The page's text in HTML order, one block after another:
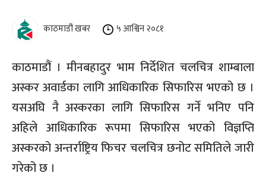
काठमाडौं खबर ५ आश्विन २०८१
काठमाडौं । मीनबहादुर भाम निर्देशित चलचित्र शाम्बाला
अस्कर अवार्डका लागि आधिकारिक सिफारिस भएको छ ।
यसअघि नै अस्करका लागि सिफारिस गर्ने भनिए पनि
अहिले आधिकारिक रूपमा सिफारिस भएको विज्ञप्ति
अस्करको अन्तर्राष्ट्रिय फिचर चलचित्र छनोट समितिले जारी
गरेको छ ।